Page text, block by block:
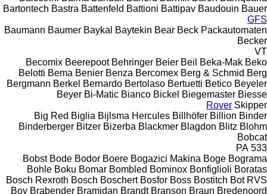
Bartontech Bastra Battenfeld Battioni Battipav Baudouin Bauer
GFS
Baumann Baumer Baykal Baytekin Bear Beck Packautomaten
Becker
VT
Becomix Beerepoot Behringer Beier Beil Beka-Mak Beko
Belotti Bema Benier Benza Bercomex Berg & Schmid Berg
Bergmann Berkel Bernardo Bertolaso Bertuetti Betico Beyeler
Beyer Bi-Matic Bianco Bickel Biegemaster Biesse
Rover Skipper
Big Red Biglia Bijlsma Hercules Billhöfer Billion Binder
Binderberger Bitzer Bizerba Blackmer Blagdon Blitz Blohm
Bobcat
533
PA
Bobst Bode Bodor Boere Bogazici Makina Boge Bograma
Bohle Boku Bomar Bombled Bominox Bonfiglioli Boratas
Bosch Rexroth Bosch Boschert Bosfor Boss Bostitch Bot RVS
Boy Brabender Bramidan Brandt Branson Braun Bredenoord